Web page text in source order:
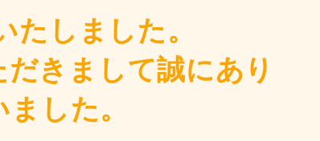
たしました。
きまして誠にあり
した。